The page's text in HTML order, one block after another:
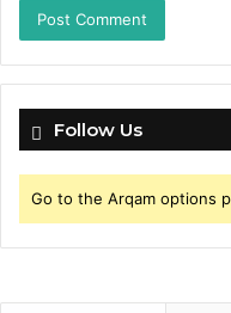
Follow Us
Go to the Arqam options